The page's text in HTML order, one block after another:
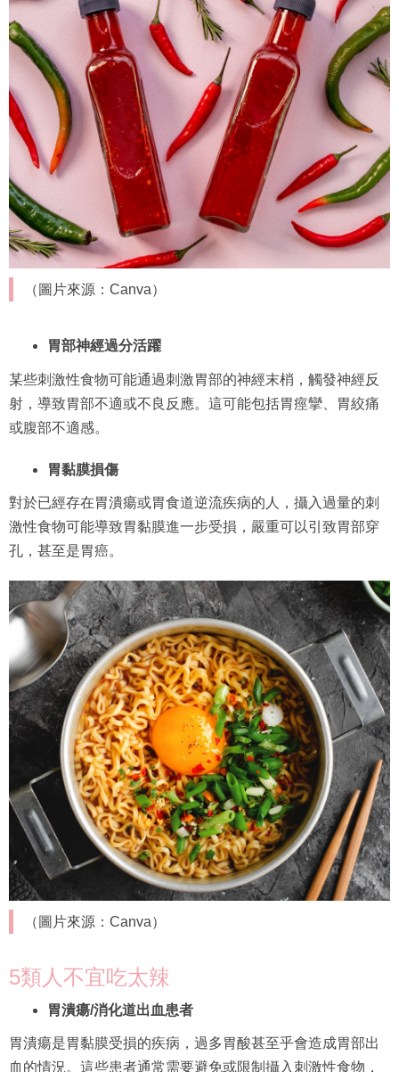
（圖片來源：Canva）
胃部神經過分活躍
某些刺激性食物可能通過刺激胃部的神經末梢，觸發神經反
射，導致胃部不適或不良反應。這可能包括胃痙攣、胃絞痛
或腹部不適感。
胃黏膜損傷
對於已經存在胃潰瘍或胃食道逆流疾病的人，攝入過量的刺
激性食物可能導致胃黏膜進一步受損，嚴重可以引致胃部穿
孔，甚至是胃癌。
（圖片來源：Canva）
5類人不宜吃太辣
胃潰瘍/消化道出血患者
胃潰瘍是胃黏膜受損的疾病，過多胃酸甚至乎會造成胃部出
血的情況。這些患者通常需要避免或限制攝入刺激性食物，